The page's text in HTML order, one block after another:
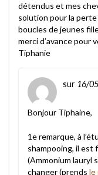
détendus et mes
solution pour la
boucles de jeunes
merci d’avance pour
Tiphanie
sur 16/
Bonjour Tiphaine,
1e remarque, à
shampooing, il est
(Ammonium lauryl
changer (prends le